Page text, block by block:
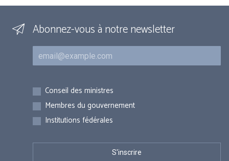
Abonnez-vous à notre newsletter
Courriel
Inscriptions
Conseil des ministres
Membres du gouvernement
Institutions fédérales